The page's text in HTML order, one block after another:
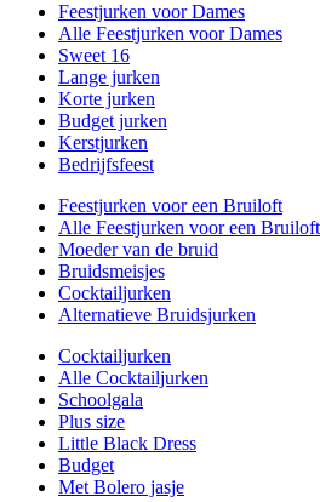
Feestjurken voor Dames
Alle Feestjurken voor Dames
Sweet 16
Lange jurken
Korte jurken
Budget jurken
Kerstjurken
Bedrijfsfeest
Feestjurken voor een Bruiloft
Alle Feestjurken voor een Bruiloft
Moeder van de bruid
Bruidsmeisjes
Cocktailjurken
Alternatieve Bruidsjurken
Cocktailjurken
Alle Cocktailjurken
Schoolgala
Plus size
Little Black Dress
Budget
Met Bolero jasje